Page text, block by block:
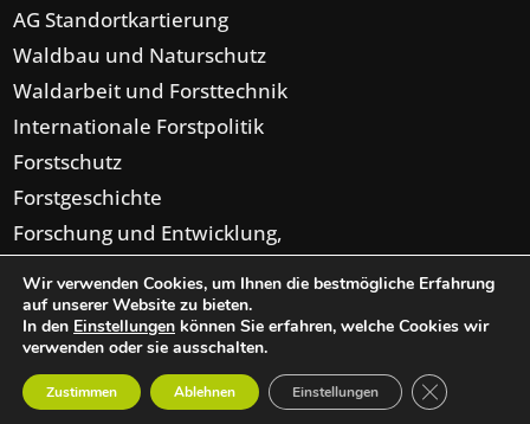
AG Standortkartierung
Waldbau und Naturschutz
Waldarbeit und Forsttechnik
Internationale Forstpolitik
Forstschutz
Forstgeschichte
Forschung und Entwicklung,
Digitalisierung
© 2026 Österreichischer Forstverein
Wir verwenden Cookies, um Ihnen die bestmögliche Erfahrung
auf unserer Website zu bieten.
In den Einstellungen können Sie erfahren, welche Cookies wir
verwenden oder sie ausschalten.
Zustimmen Ablehnen Einstellungen GDPR